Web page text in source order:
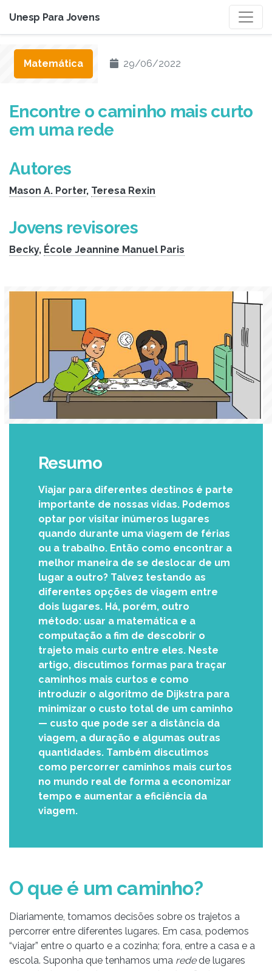
Unesp Para Jovens
Matemática 29/06/2022
Encontre o caminho mais curto
em uma rede
Autores
Mason A. Porter, Teresa Rexin
Jovens revisores
Becky, École Jeannine Manuel Paris
Resumo
Viajar para diferentes destinos é parte
importante de nossas vidas. Podemos
optar por visitar inúmeros lugares
quando durante uma viagem de férias
ou a trabalho. Então como encontrar a
melhor maneira de se deslocar de um
lugar a outro? Talvez testando as
diferentes opções de viagem entre
dois lugares. Há, porém, outro
método: usar a matemática e a
computação a fim de descobrir o
trajeto mais curto entre eles. Neste
artigo, discutimos formas para traçar
caminhos mais curtos e como
introduzir o algoritmo de Dijkstra para
minimizar o custo total de um caminho
— custo que pode ser a distância da
viagem, a duração e algumas outras
quantidades. Também discutimos
como percorrer caminhos mais curtos
no mundo real de forma a economizar
tempo e aumentar a eficiência da
viagem.
O que é um caminho?
Diariamente, tomamos decisões sobre os trajetos a
percorrer entre diferentes lugares. Em casa, podemos
“viajar” entre o quarto e a cozinha; fora, entre a casa e a
escola. Suponha que tenhamos uma redede lugares